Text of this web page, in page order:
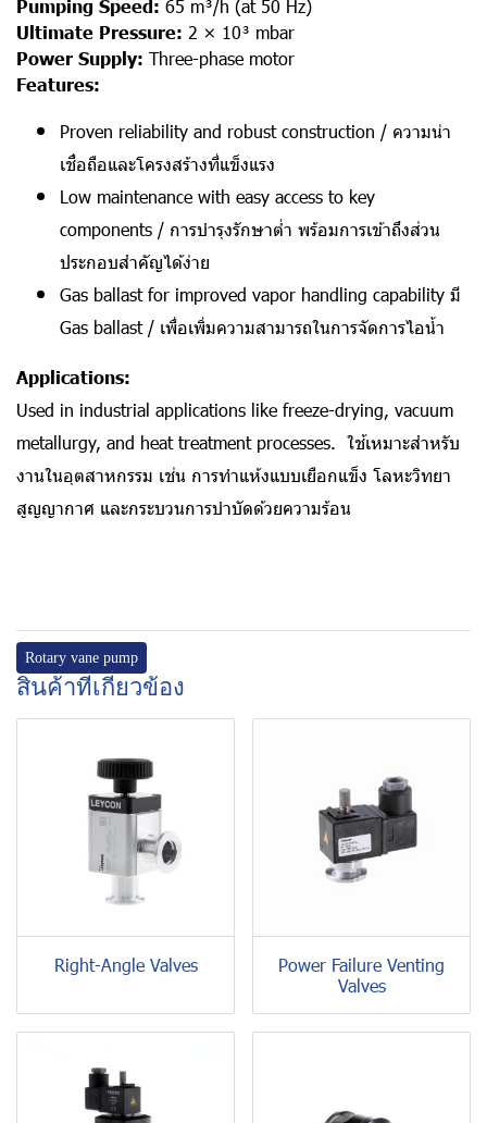
Pumping Speed: 65 m³/h (at 50 Hz)
Ultimate Pressure: 2 × 10³ mbar
Power Supply: Three-phase motor
Features:
Proven reliability and robust construction / ความน่า
เชื่อถือและโครงสร้างที่แข็งแรง
Low maintenance with easy access to key
components / การบำรุงรักษาต่ำ พร้อมการเข้าถึงส่วน
ประกอบสำคัญได้ง่าย
Gas ballast for improved vapor handling capability มี
Gas ballast / เพื่อเพิ่มความสามารถในการจัดการไอน้ำ
Applications:
Used in industrial applications like freeze-drying, vacuum
metallurgy, and heat treatment processes. ใช้เหมาะสำหรับ
งานในอุตสาหกรรม เช่น การทำแห้งแบบเยือกแข็ง โลหะวิทยา
สูญญากาศ และกระบวนการบำบัดด้วยความร้อน
Rotary vane pump
สินค้าที่เกี่ยวข้อง
Right-Angle Valves
Power Failure Venting
Valves